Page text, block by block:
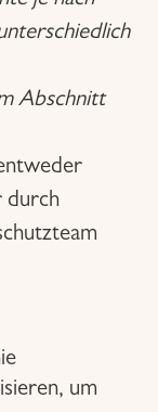
Abschnitt
durch
um